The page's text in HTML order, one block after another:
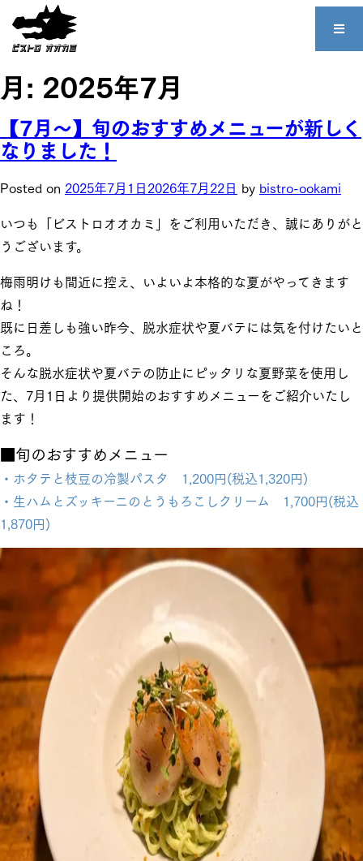
月: 2025年7月
【7月～】旬のおすすめメニューが新しく
なりました！
Posted on 2025年7月1日2026年7月22日 by bistro-ookami
いつも「ビストロオオカミ」をご利用いただき、誠にありがと
うございます。
梅雨明けも間近に控え、いよいよ本格的な夏がやってきます
ね！
既に日差しも強い昨今、脱水症状や夏バテには気を付けたいと
ころ。
そんな脱水症状や夏バテの防止にピッタリな夏野菜を使用し
た、7月1日より提供開始のおすすめメニューをご紹介いたし
ます！
■旬のおすすめメニュー
・ホタテと枝豆の冷製パスタ 1,200円(税込1,320円)
・生ハムとズッキーニのとうもろこしクリーム 1,700円(税込
1,870円)